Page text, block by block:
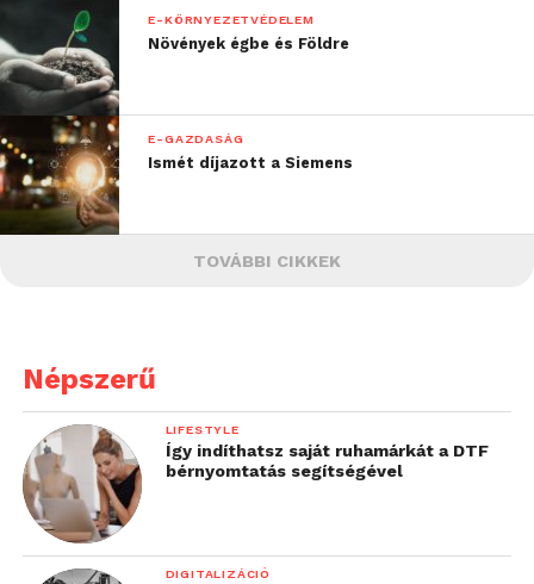
E-KÖRNYEZETVÉDELEM
Növények égbe és Földre
E-GAZDASÁG
Ismét díjazott a Siemens
TOVÁBBI CIKKEK
Népszerű
LIFESTYLE
Így indíthatsz saját ruhamárkát a DTF
bérnyomtatás segítségével
DIGITALIZÁCIÓ